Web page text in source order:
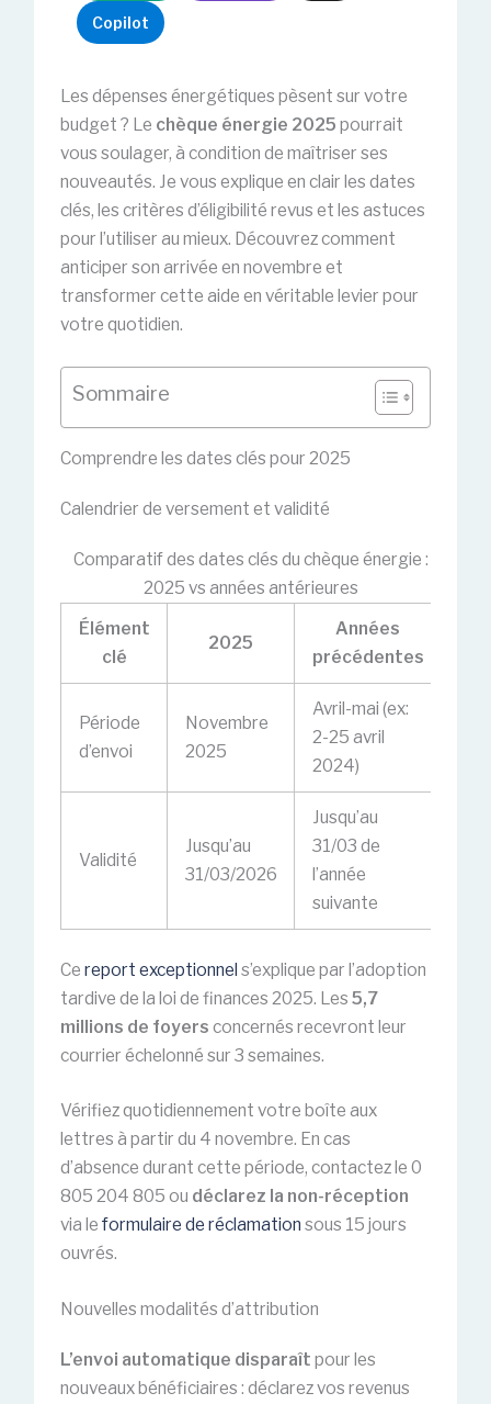
Copilot
Les dépenses énergétiques pèsent sur votre
budget ? Le chèque énergie 2025 pourrait
vous soulager, à condition de maîtriser ses
nouveautés. Je vous explique en clair les dates
clés, les critères d’éligibilité revus et les astuces
pour l’utiliser au mieux. Découvrez comment
anticiper son arrivée en novembre et
transformer cette aide en véritable levier pour
votre quotidien.
Sommaire
Comprendre les dates clés pour 2025
Calendrier de versement et validité
Comparatif des dates clés du chèque énergie :
2025 vs années antérieures
Élément
clé
2025
Années
précédentes
Période
d’envoi
Novembre
2025
Avril-mai (ex:
2-25 avril
2024)
Validité
Jusqu’au
31/03/2026
Jusqu’au
31/03 de
l’année
suivante
Ce report exceptionnel s’explique par l’adoption
tardive de la loi de finances 2025. Les 5,7
millions de foyers concernés recevront leur
courrier échelonné sur 3 semaines.
Vérifiez quotidiennement votre boîte aux
lettres à partir du 4 novembre. En cas
d’absence durant cette période, contactez le 0
805 204 805 ou déclarez la non-réception
via le formulaire de réclamation sous 15 jours
ouvrés.
Nouvelles modalités d’attribution
L’envoi automatique disparaît pour les
nouveaux bénéficiaires : déclarez vos revenus